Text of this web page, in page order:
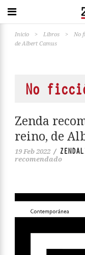
Inicio > Libros > No
de Albert Camus
No
Zenda
reino, de
19 Feb 2022 /
recomendado